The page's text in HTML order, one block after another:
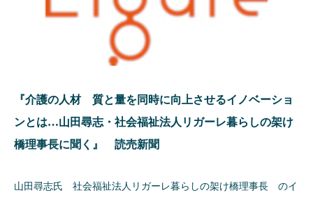
『介護の人材 質と量を同時に向上させるイノベーショ
ンとは…山田尋志・社会福祉法人リガーレ暮らしの架け
橋理事長に聞く』 読売新聞
山田尋志氏 社会福祉法人リガーレ暮らしの架け橋理事長 のイ